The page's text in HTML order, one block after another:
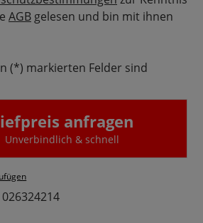
AGB gelesen und bin mit ihnen
(*) markierten Felder sind
anfragen
Unverbindlich & schnell
026324214